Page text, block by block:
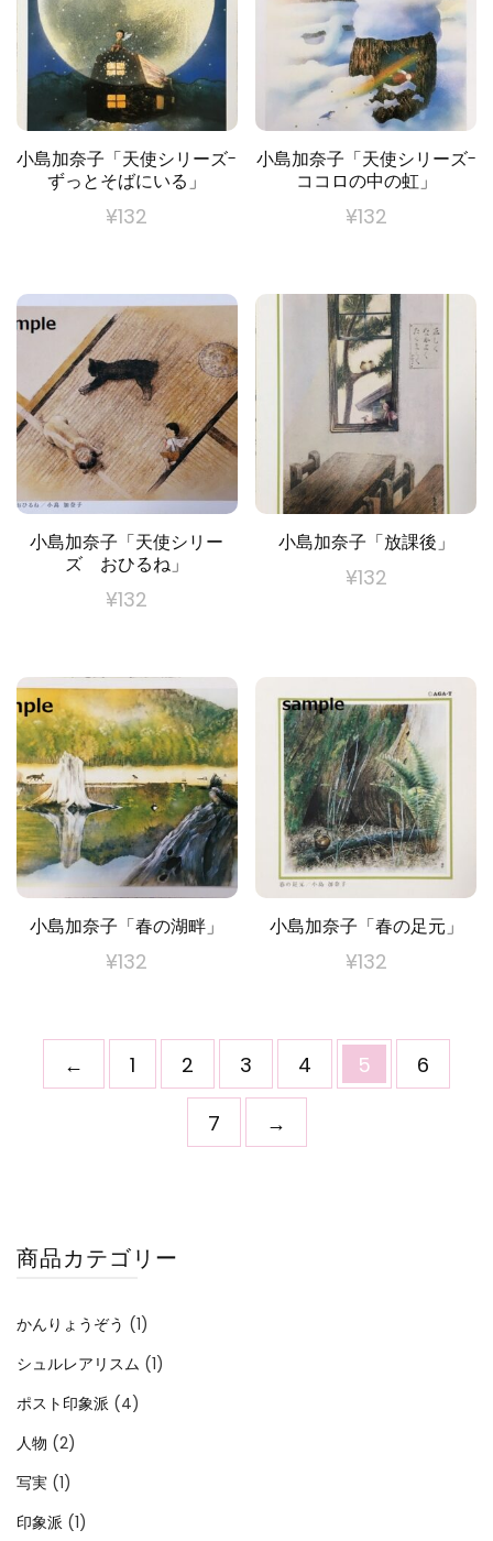
小島加奈子「天使シリーズ-
ずっとそばにいる」
¥132
小島加奈子「天使シリーズ-
ココロの中の虹」
¥132
小島加奈子「天使シリー
ズ おひるね」
¥132
小島加奈子「放課後」
¥132
小島加奈子「春の湖畔」
¥132
小島加奈子「春の足元」
¥132
← 1 2 3 4 5 6
7 →
商品カテゴリー
かんりょうぞう (1)
シュルレアリスム (1)
ポスト印象派 (4)
人物 (2)
写実 (1)
印象派 (1)